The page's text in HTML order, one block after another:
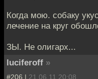
Когда мою. собаку
лечение на круг
ЗЫ. Не олигарх...
luciferoff »
#206 | 21.06.11 20:08